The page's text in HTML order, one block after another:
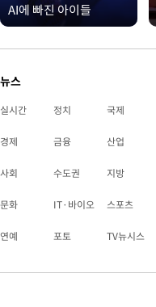
AI에 빠진 아이들
뉴스
실시간 정치 국제
경제 금융 산업
사회 수도권 지방
문화 IT·바이오 스포츠
연예 포토 TV뉴시스